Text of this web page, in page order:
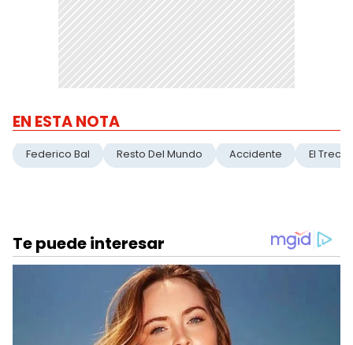
EN ESTA NOTA
Federico Bal Resto Del Mundo Accidente El Trece